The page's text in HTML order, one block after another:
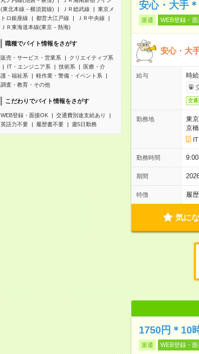
(東北本線－横須賀線)
ＪＲ総武線
東京メ
トロ銀座線
都営大江戸線
ＪＲ中央線
ＪＲ東海道本線(東京－熱海)
職種でバイト情報をさがす
販売・サービス・営業系
クリエイティブ系
IT・エンジニア系
技術系
医療・介
護・福祉系
軽作業・警備・イベント系
調査・教育・その他
こだわりでバイト情報をさがす
WEB登録・面接OK
交通費別途支給あり
英語力不要
履歴書不要 週5日勤務
安心・大手
派遣 WEB登録・面
安心・大
給与 時
交通
勤務地
東
京
勤務時間
期間
特徴 履
気に
1750円＊10
派遣 WEB登録・面